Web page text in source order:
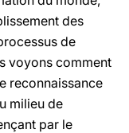
des
de
voyons comment
reconnaissance
milieu de
par le